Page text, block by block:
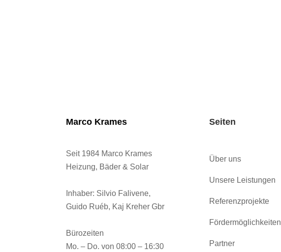
Marco Krames
Seit 1984 Marco Krames
Heizung, Bäder & Solar
Inhaber: Silvio Falivene,
Guido Ruéb, Kaj Kreher Gbr
Bürozeiten
Mo. – Do. von 08:00 – 16:30
Seiten
Über uns
Unsere Leistungen
Referenzprojekte
Fördermöglichkeiten
Partner